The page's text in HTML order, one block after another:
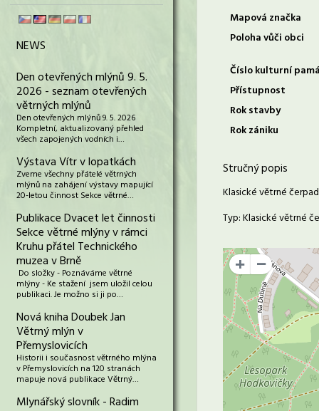
NEWS
Den otevřených mlýnů 9. 5.
2026 - seznam otevřených
větrných mlýnů
Den otevřených mlýnů 9. 5. 2026
Kompletní, aktualizovaný přehled
všech zapojených vodních i…
Výstava Vítr v lopatkách
Zveme všechny přátelé větrných
mlýnů na zahájení výstavy mapující
20-letou činnost Sekce větrné…
Publikace Dvacet let činnosti
Sekce větrné mlýny v rámci
Kruhu přátel Technického
muzea v Brně
Do složky - Poznáváme větrné
mlýny - Ke stažení jsem uložil celou
publikaci. Je možno si ji po…
Nová kniha Doubek Jan
Větrný mlýn v
Přemyslovicích
Historii i současnost větrného mlýna
v Přemyslovicích na 120 stranách
mapuje nová publikace Větrný…
Mlynářský slovník - Radim
Mapová značka
Poloha vůči obci
Číslo kulturní
Přístupnost
Rok stavby
Rok zániku
Stručný popis
Klasické větrné
Typ: Klasické větrné
+